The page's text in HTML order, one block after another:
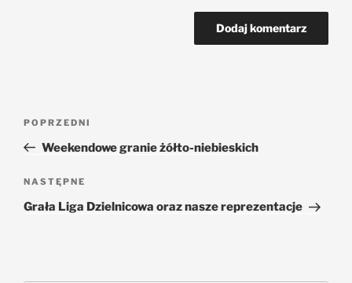
POPRZEDNI
Weekendowe granie żółto-niebieskich
NASTĘPNE
Grała Liga Dzielnicowa oraz nasze reprezentacje